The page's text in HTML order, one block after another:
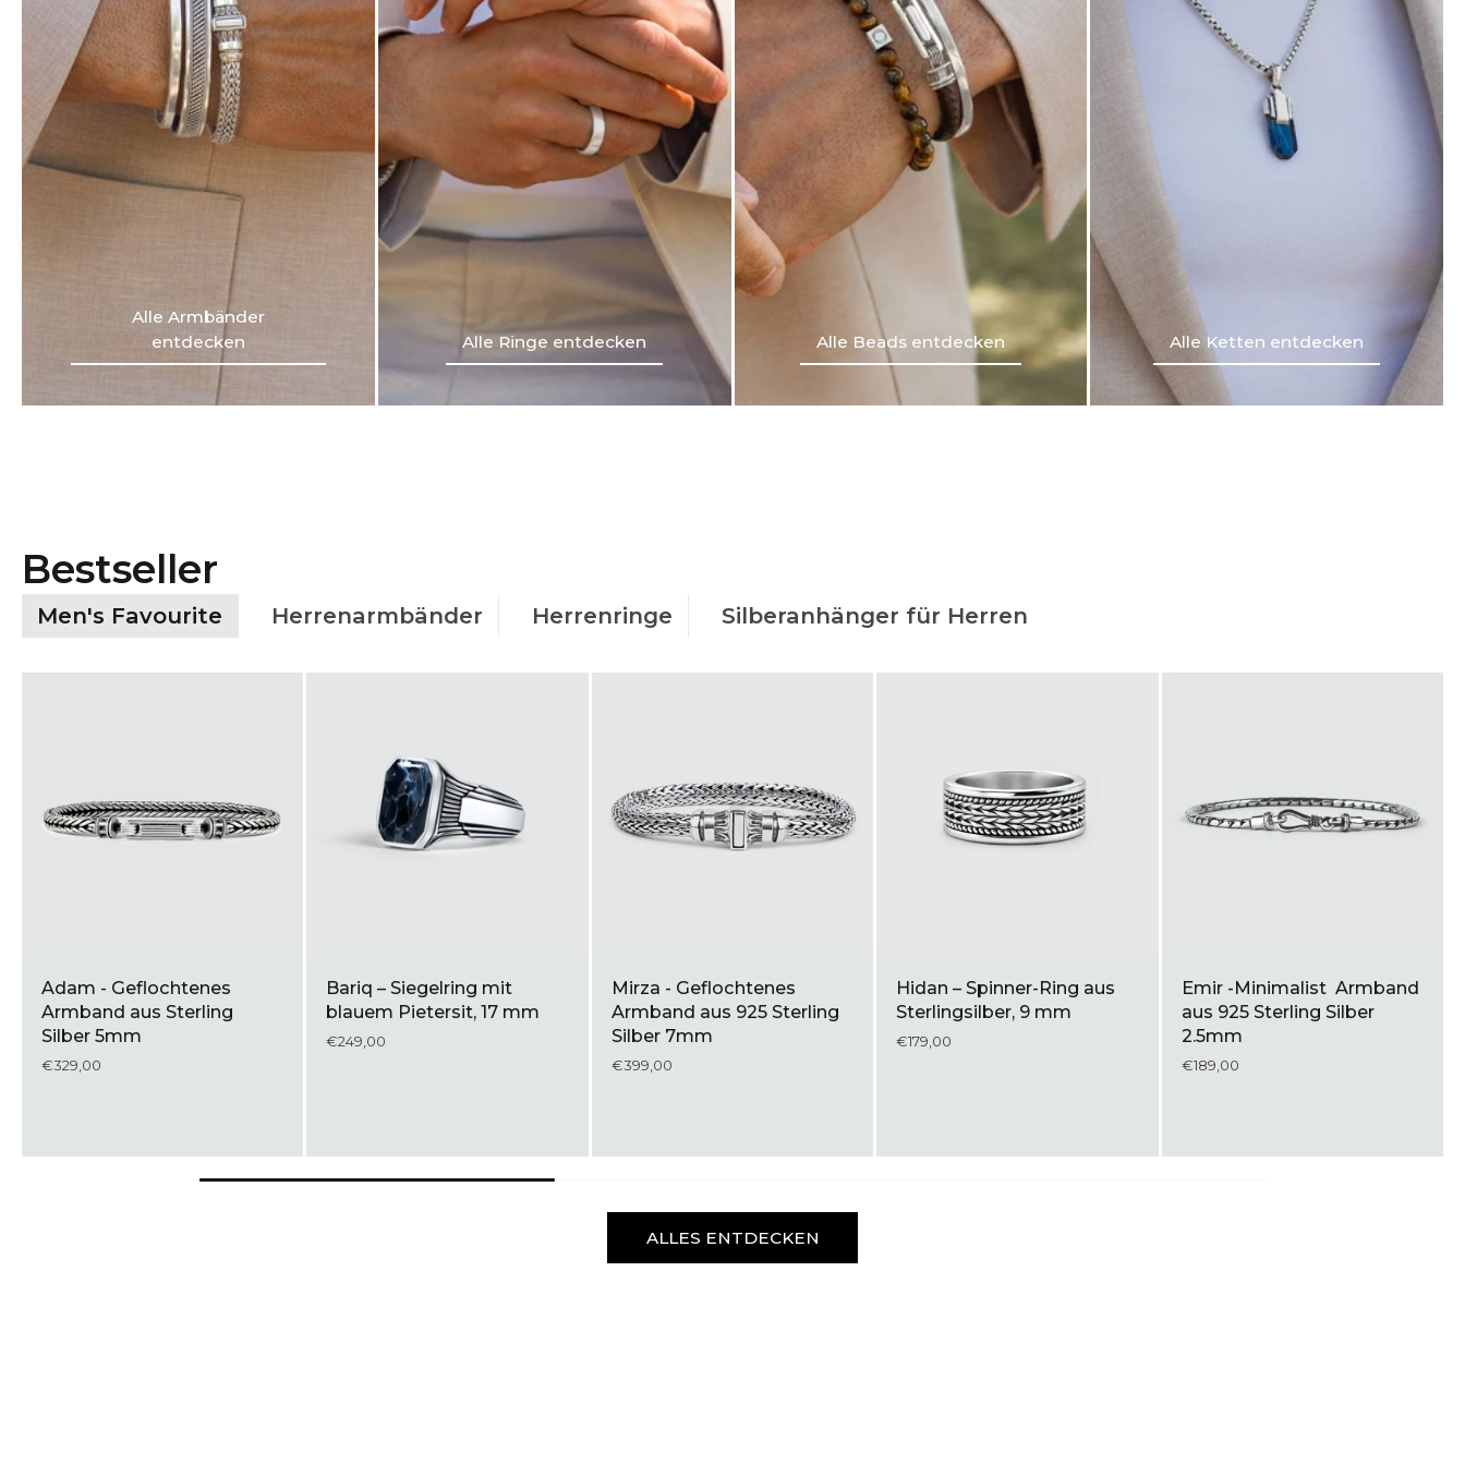
Alle Armbänder
entdecken
Alle Armbänder
entdecken
Alle Ringe entdecken
Alle Ringe entdecken
Alle Beads entdecken
Alle Beads entdecken
Alle Ketten entdecken
Alle Ketten entdecken
Bestseller
Men's Favourite Herrenarmbänder Herrenringe Silberanhänger für Herren
Adam - Geflochtenes
Armband aus Sterling
Silber 5mm
€329,00
Bariq – Siegelring mit
blauem Pietersit, 17 mm
€249,00
Mirza - Geflochtenes
Armband aus 925 Sterling
Silber 7mm
€399,00
Hidan – Spinner-Ring aus
Sterlingsilber, 9 mm
€179,00
Emir -Minimalist Armband
aus 925 Sterling Silber
2.5mm
€189,00
ALLES ENTDECKEN